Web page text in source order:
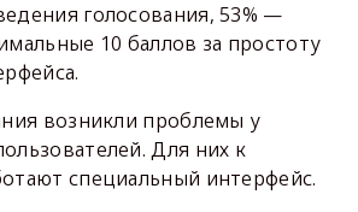
голосования, 53% —
10 баллов за простоту
возникли проблемы у
Для них к
специальный интерфейс.